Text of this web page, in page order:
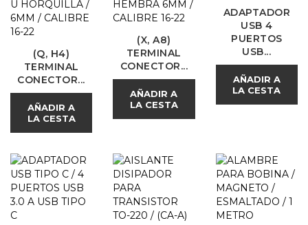
(Q, H4)
TERMINAL
CONECTOR...
AÑADIR A
LA CESTA
(X, A8)
TERMINAL
CONECTOR...
AÑADIR A
LA CESTA
ADAPTADOR
USB 4
PUERTOS
USB...
AÑADIR A
LA CESTA